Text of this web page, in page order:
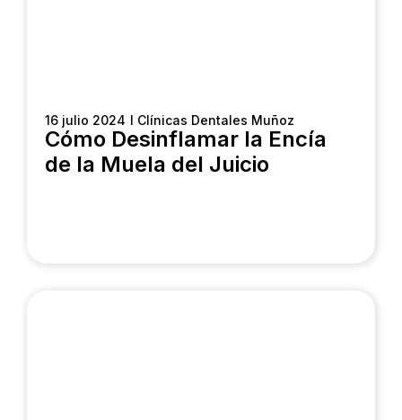
16 julio 2024 I Clínicas Dentales Muñoz
Cómo Desinflamar la Encía
de la Muela del Juicio